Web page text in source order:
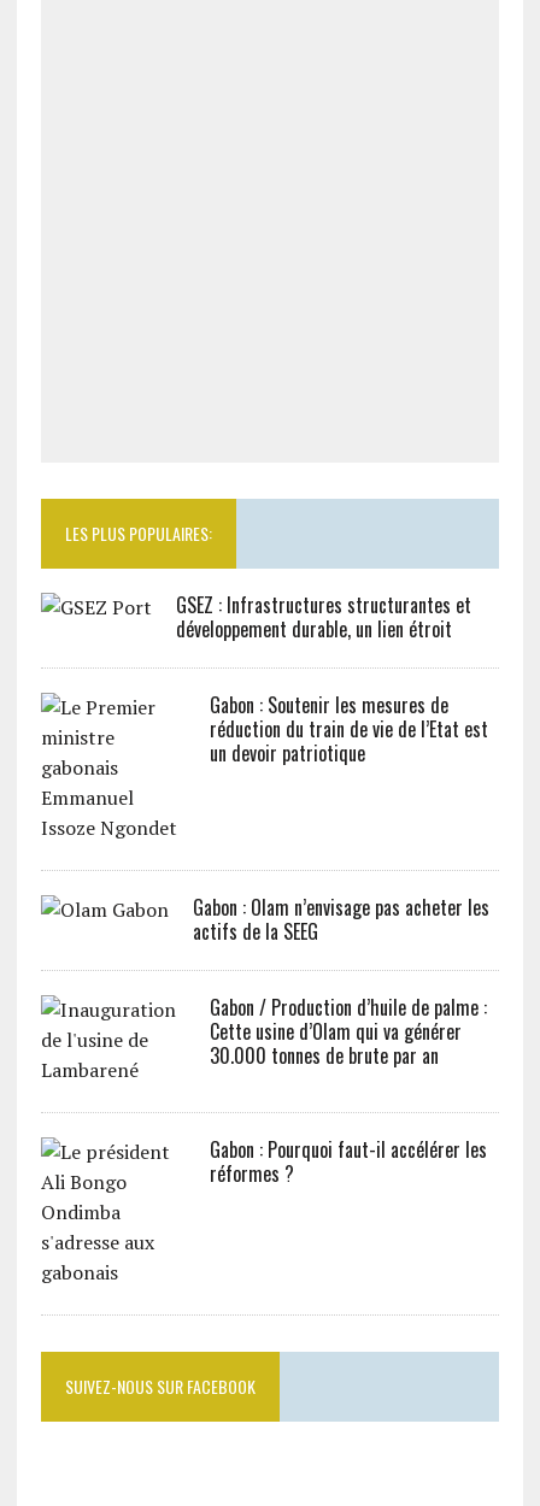
LES PLUS POPULAIRES:
GSEZ : Infrastructures structurantes et
développement durable, un lien étroit
Gabon : Soutenir les mesures de
réduction du train de vie de l’Etat est
un devoir patriotique
Gabon : Olam n’envisage pas acheter les
actifs de la SEEG
Gabon / Production d’huile de palme :
Cette usine d’Olam qui va générer
30.000 tonnes de brute par an
Gabon : Pourquoi faut-il accélérer les
réformes ?
SUIVEZ-NOUS SUR FACEBOOK